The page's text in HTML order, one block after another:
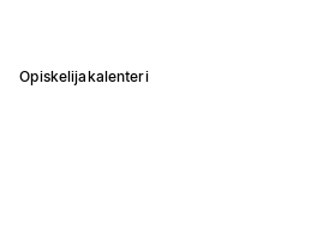
Opiskelijakalenteri